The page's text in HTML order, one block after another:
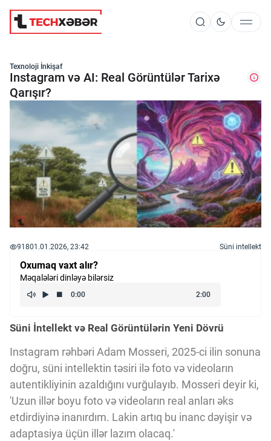
Süni İntellekt
Elm və Kosmos
Texnoloji İnkişaf
İnnovasiya və Startaplar
Robot və Cihazlar
Kriptovalyuta
ÇƏRƏZLƏR SİYASƏTİ
İSTIFADƏ ŞƏRTLƏRİ
MƏXFİLİK SİYASƏTİ
Texnoloji İnkişaf
Instagram və AI: Real Görüntülər Tarixə
Qarışır?
91801.01.2026, 23:42 Süni intellekt
Oxumaq vaxt alır?
Məqalələri dinləyə bilərsiz
Süni İntellekt və Real Görüntülərin Yeni Dövrü
Instagram rəhbəri Adam Mosseri, 2025-ci ilin sonuna
doğru, süni intellektin təsiri ilə foto və videoların
autentikliyinin azaldığını vurğulayıb. Mosseri deyir ki,
'Uzun illər boyu foto və videoların real anları əks
etdirdiyinə inanırdım. Lakin artıq bu inanc dəyişir və
adaptasiya üçün illər lazım olacaq.'